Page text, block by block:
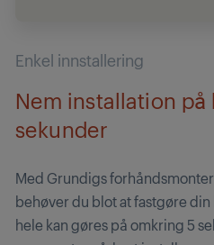
Enkel innstallering
Nem installation på
sekunder
Med Grundigs
behøver du blot at fastgøre
hele kan gøres på omkring 5